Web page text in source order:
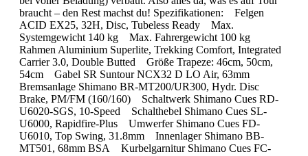
braucht – den Rest machst du! Spezifikationen: Felgen
ACID EX25, 32H, Disc, Tubeless Ready Max.
Systemgewicht 140 kg Max. Fahrergewicht 100 kg
Rahmen Aluminium Superlite, Trekking Comfort, Integrated
Carrier 3.0, Double Butted Größe Trapeze: 46cm, 50cm,
54cm Gabel SR Suntour NCX32 D LO Air, 63mm
Bremsanlage Shimano BR-MT200/UR300, Hydr. Disc
Brake, PM/FM (160/160) Schaltwerk Shimano Cues RD-
U6020-SGS, 10-Speed Schalthebel Shimano Cues SL-
U6000, Rapidfire-Plus Umwerfer Shimano Cues FD-
U6010, Top Swing, 31.8mm Innenlager Shimano BB-
MT501, 68mm BSA Kurbelgarnitur Shimano Cues FC-